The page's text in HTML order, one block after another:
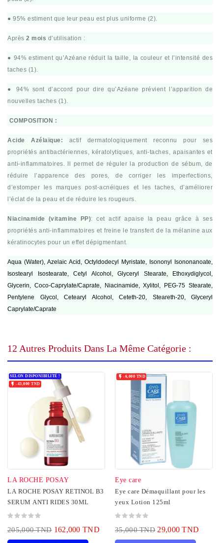
● 95% estiment que leur peau est plus uniforme (2).
Après 2 mois d’utilisation :
● 94% estiment qu’Azéane réduit la taille, la couleur et l’intensité des
taches (1).
● 94% sont d’accord pour dire qu’Azéane prévient l’apparition de
nouvelles taches (1).
COMPOSITION :
Acide Azélaïque: actif dermatologiquement reconnu pour ses
propriétés antibactériennes, kératolytiques, anti-taches, apaisantes et
anti-inflammatoires. Il permet de réguler la production de sébum, de
réduire l’apparence des pores, de corriger les imperfections,
d’estomper les marques post-acnéiques et les taches, d’améliorer
l’éclat de la peau et de réduire les rougeurs.
Niacinamide (vitamine PP): cet actif apaise la peau grâce à ses
propriétés anti-inflammatoires et freine le transfert de la mélanine aux
kératinocytes pour un effet dépigmentant.
Aqua (Water), Azelaic Acid, Octyldodecyl Myristate, Isononyl Isononanoate,
Isostearyl Isostearate, Cetyl Alcohol, Glyceryl Stearate, Ethoxydiglycol,
Glycerin, Coco-Caprylate/Caprate, Niacinamide, Xylitol, PEG-75 Stearate,
Pentylene Glycol, Cetearyl Alcohol, Ceteth-20, Steareth-20, Glyceryl
Caprylate/Caprate
12 Autres Produits Dans La Même Catégorie :
SELON DISPONIBILITÉ !
-43,000 TND
LA ROCHE POSAY
LA ROCHE POSAY RETINOL B3
SERUM ANTI RIDES 30ML
205,000 TND 162,000 TND
 -6,000 TND
Eye care
Eye care Démaquillant pour les
yeux Lotion 125ml
35,000 TND 29,000 TND